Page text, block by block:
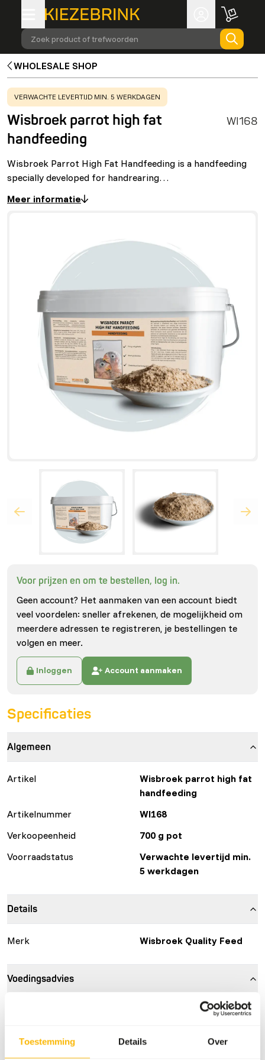
Toestemming Details Over
Zoek product of trefwoorden
WHOLESALE SHOP
WARNING:
VERWACHTE LEVERTIJD MIN. 5 WERKDAGEN
Wisbroek parrot high fat
handfeeding
WI168
Wisbroek Parrot High Fat Handfeeding is a handfeeding
specially developed for handrearing…
Meer informatie
Voor prijzen en om te bestellen, log in.
Geen account? Het aanmaken van een account biedt
veel voordelen: sneller afrekenen, de mogelijkheid om
meerdere adressen te registreren, je bestellingen te
volgen en meer.
Inloggen Account aanmaken
Specificaties
Algemeen
Artikel
Wisbroek parrot high fat
handfeeding
Artikelnummer
WI168
Verkoopeenheid
700 g pot
Voorraadstatus
Verwachte levertijd min.
5 werkdagen
Details
Merk Wisbroek Quality Feed
Voedingsadvies
• Mix 1 part Parrot High Fat Handfeeding with 1–3 parts
• Stir until all the powder is dissolved, and leave it for5-10